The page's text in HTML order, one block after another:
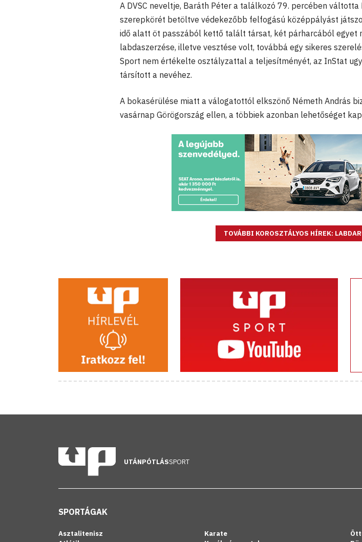
A DVSC neveltje, Baráth Péter a találkozó 79. percében váltotta
szerepkörét betöltve védekezőbb felfogású középpályást
idő alatt öt passzából kettő talált társat, két párharcából egyet
labdaszerzése, illetve vesztése volt, továbbá egy sikeres
Sport nem értékelte osztályzattal a teljesítményét, az InStat
társított a nevéhez.
A bokasérülése miatt a válogatottól elkszönő Németh András
vasárnap Görögország ellen, a többiek azonban lehetőséget
TOVÁBBI KOROSZTÁLYOS HÍREK:
UTÁNPÓTLÁSSPORT
SPORTÁGAK
Asztalitenisz
Karate